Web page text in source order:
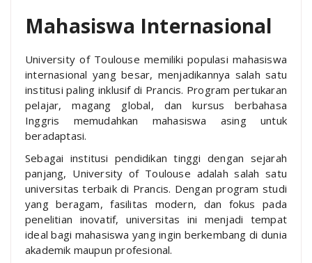
Mahasiswa Internasional
University of Toulouse memiliki populasi mahasiswa
internasional yang besar, menjadikannya salah satu
institusi paling inklusif di Prancis. Program pertukaran
pelajar, magang global, dan kursus berbahasa
Inggris memudahkan mahasiswa asing untuk
beradaptasi.
Sebagai institusi pendidikan tinggi dengan sejarah
panjang, University of Toulouse adalah salah satu
universitas terbaik di Prancis. Dengan program studi
yang beragam, fasilitas modern, dan fokus pada
penelitian inovatif, universitas ini menjadi tempat
ideal bagi mahasiswa yang ingin berkembang di dunia
akademik maupun profesional.